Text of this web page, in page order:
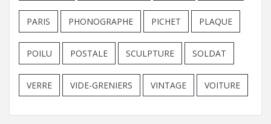
PARIS PHONOGRAPHE PICHET PLAQUE
POILU POSTALE SCULPTURE SOLDAT
VERRE VIDE-GRENIERS VINTAGE VOITURE